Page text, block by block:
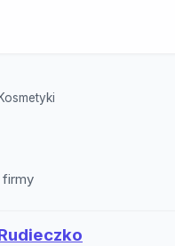
Kosmetyki
firmy